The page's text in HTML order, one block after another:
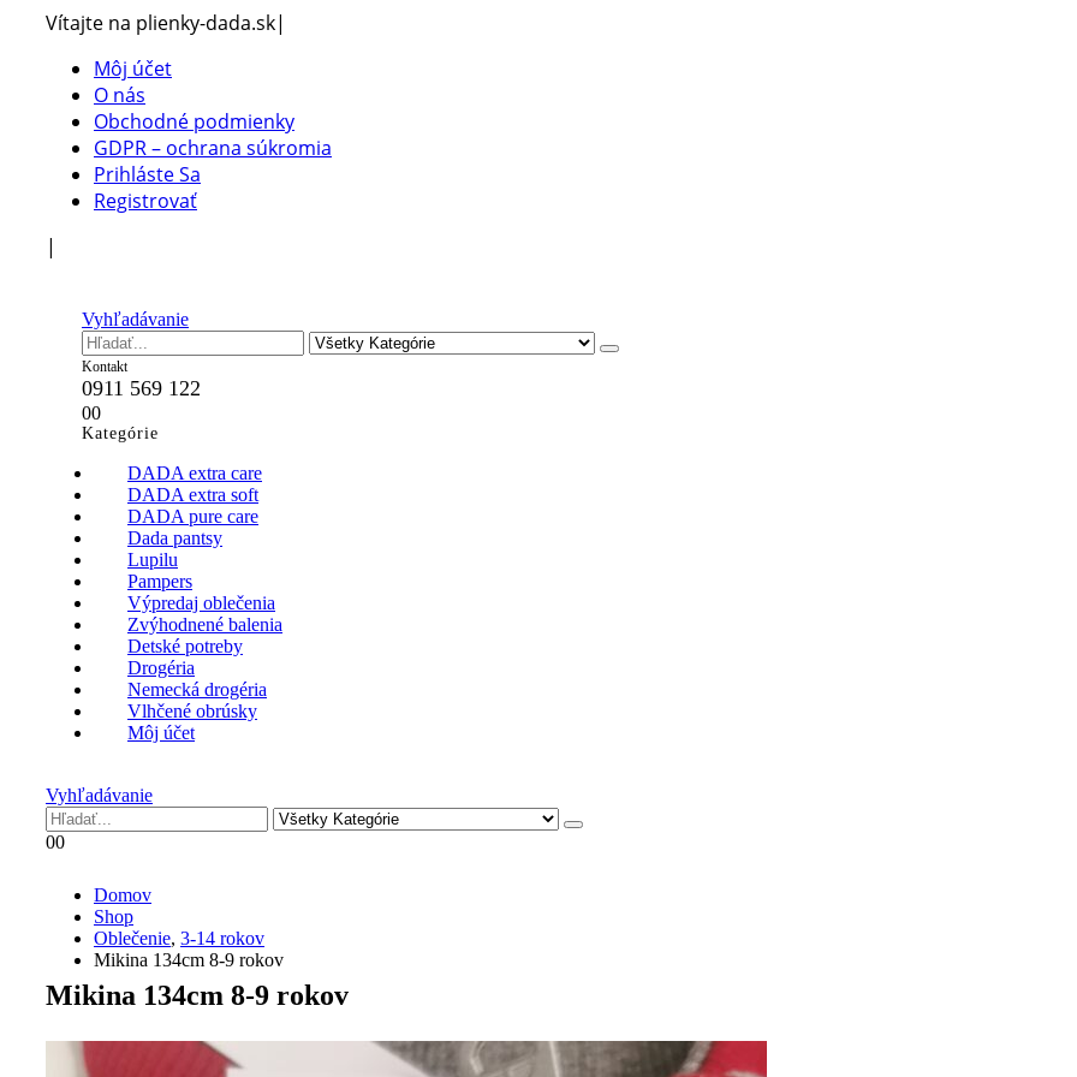
Vítajte na plienky-dada.sk|
Môj účet
O nás
Obchodné podmienky
GDPR – ochrana súkromia
Prihláste Sa
Registrovať
|
Vyhľadávanie
Kontakt
0911 569 122
00
Kategórie
DADA extra care
DADA extra soft
DADA pure care
Dada pantsy
Lupilu
Pampers
Výpredaj oblečenia
Zvýhodnené balenia
Detské potreby
Drogéria
Nemecká drogéria
Vlhčené obrúsky
Môj účet
Vyhľadávanie
00
Domov
Shop
Oblečenie, 3-14 rokov
Mikina 134cm 8-9 rokov
Mikina 134cm 8-9 rokov